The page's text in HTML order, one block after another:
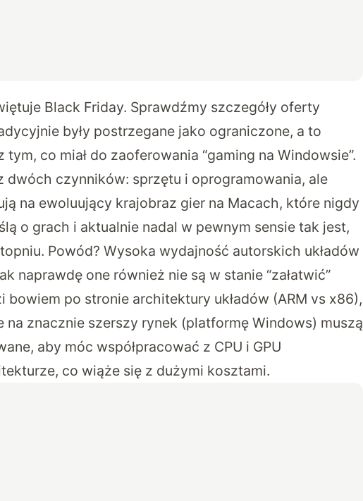
Black Friday. Sprawdźmy szczegóły oferty
były postrzegane jako ograniczone, a to
co miał do zaoferowania “gaming na Windowsie”.
dwóch czynników: sprzętu i oprogramowania, ale
na ewoluujący krajobraz gier na Macach, które nigdy
o grach i aktualnie nadal w pewnym sensie tak jest,
Powód? Wysoka wydajność autorskich układów
naprawdę one również nie są w stanie “załatwić”
po stronie architektury układów (ARM vs x86),
znacznie szerszy rynek (platformę Windows) muszą
aby móc współpracować z CPU i GPU
co wiąże się z dużymi kosztami.